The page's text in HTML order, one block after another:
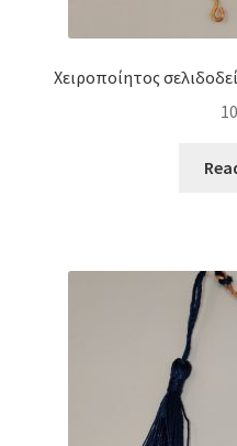
Χειροποίητος